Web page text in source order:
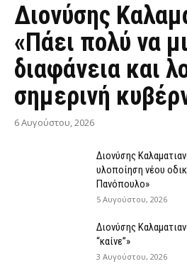
Διονύσης
«Πάει πολύ να
διαφάνεια και
σημερινή
6 Αυγούστου, 2026
Διονύσης
υλοποίηση νέου
Πανόπουλο»
5 Αυγούστου, 2026
Διονύσης
“καίνε”»
3 Αυγούστου, 2026